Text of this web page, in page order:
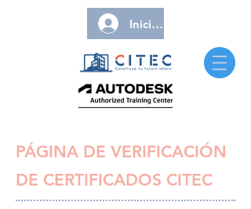
Iniciar sesión
PÁGINA DE VERIFICACIÓN
DE CERTIFICADOS CITEC